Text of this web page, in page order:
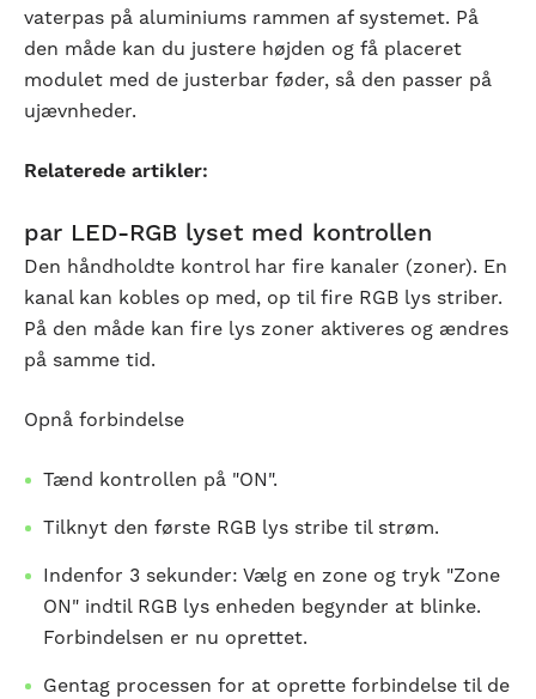
vaterpas på aluminiums rammen af systemet. På
den måde kan du justere højden og få placeret
modulet med de justerbar føder, så den passer på
ujævnheder.
Relaterede artikler:
par LED-RGB lyset med kontrollen
Den håndholdte kontrol har fire kanaler (zoner). En
kanal kan kobles op med, op til fire RGB lys striber.
På den måde kan fire lys zoner aktiveres og ændres
på samme tid.
Opnå forbindelse
Tænd kontrollen på "ON".
Tilknyt den første RGB lys stribe til strøm.
Indenfor 3 sekunder: Vælg en zone og tryk "Zone
ON" indtil RGB lys enheden begynder at blinke.
Forbindelsen er nu oprettet.
Gentag processen for at oprette forbindelse til de